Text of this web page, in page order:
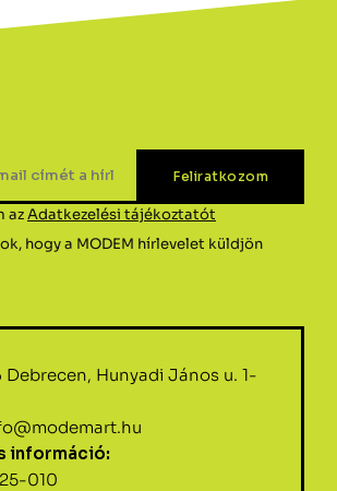
azAdatkezelési tájékoztatót
hogy a MODEM hírlevelet küldjön
Debrecen, Hunyadi János u. 1-
információ:
010